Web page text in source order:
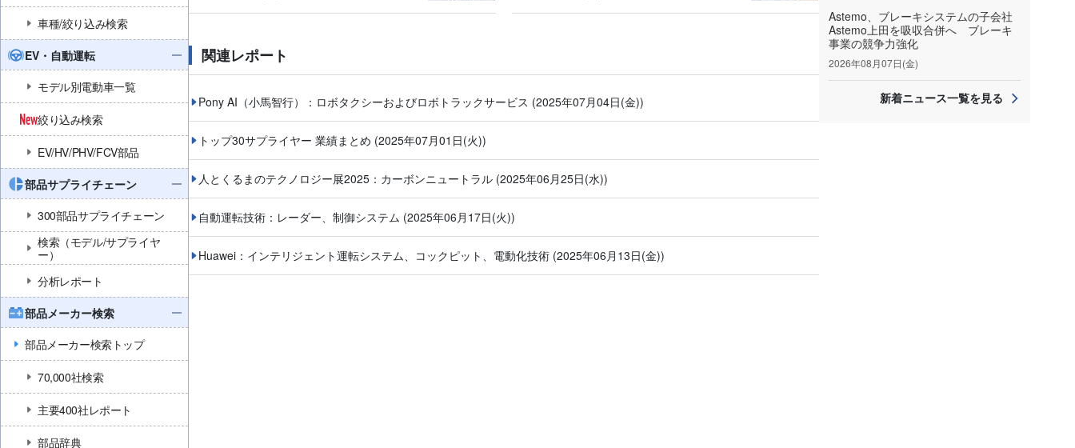
車種/絞り込み検索
EV・自動運転
モデル別電動車一覧
絞り込み検索
EV/HV/PHV/FCV部品
部品サプライチェーン
300部品サプライチェーン
検索（モデル/サプライヤ
ー）
分析レポート
部品メーカー検索
部品メーカー検索トップ
70,000社検索
主要400社レポート
部品辞典
関連レポート
Pony AI（小馬智行）：ロボタクシーおよびロボトラックサービス (2025年07月04日(金))
トップ30サプライヤー 業績まとめ (2025年07月01日(火))
人とくるまのテクノロジー展2025：カーボンニュートラル (2025年06月25日(水))
自動運転技術：レーダー、制御システム (2025年06月17日(火))
Huawei：インテリジェント運転システム、コックピット、電動化技術 (2025年06月13日(金))
Astemo、ブレーキシステムの子会社
Astemo上田を吸収合併へ ブレーキ
事業の競争力強化
2026年08月07日(金)
新着ニュース一覧を見る